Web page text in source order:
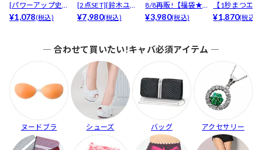
[パワーアップ史上
最強5倍盛りアップ
¥1,078(税込)
[2点SET][鈴木ユリ
ア(baby)...
¥7,980(税込)
8/8再販!【福袋★
ブラセット3点
¥3,980(税込)
【1秒まつエ
リュームタイ
¥1,870(税込)
― 合わせて買いたい!キャバ必須アイテム ―
ヌードブラ シューズ バッグ アクセサリー